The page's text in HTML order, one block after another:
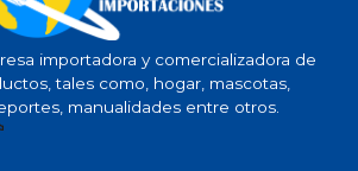
importadora y comercializadora de
tales como, hogar, mascotas,
manualidades entre otros.